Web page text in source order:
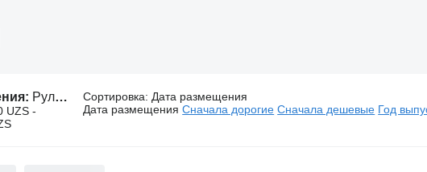
Рулевые колонки Volvo для тягачей
UZS -
Сортировка: Дата размещения
Дата размещения Сначала дорогие Сначала дешевые Год